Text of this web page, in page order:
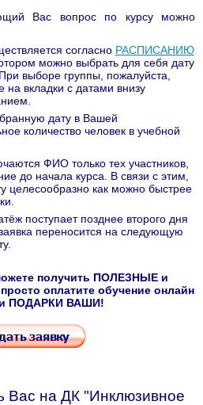
Вас вопрос по курсу можно
согласно РАСПИСАНИЮ
можно выбрать для себя дату
выборе группы, пожалуйста,
на вкладки с датами внизу
дату в Вашей
количество человек в учебной
ФИО только тех участников,
до начала курса. В связи с этим,
целесообразно как можно быстрее
поступает позднее второго дня
переносится на следующую
получить ПОЛЕЗНЫЕ и
оплатите обучение онлайн
и ПОДАРКИ ВАШИ!
Вас на ДК "Инклюзивное